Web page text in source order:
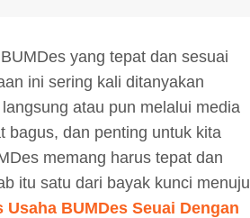
yang tepat dan sesuai
ini sering kali ditanyakan
atau pun melalui media
bagus, dan penting untuk kita
memang harus tepat dan
itu satu dari bayak kunci menuju
Usaha BUMDes Seuai Dengan